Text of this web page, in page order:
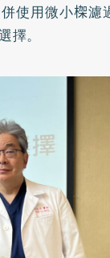
使用微小𣕧濾
擇。